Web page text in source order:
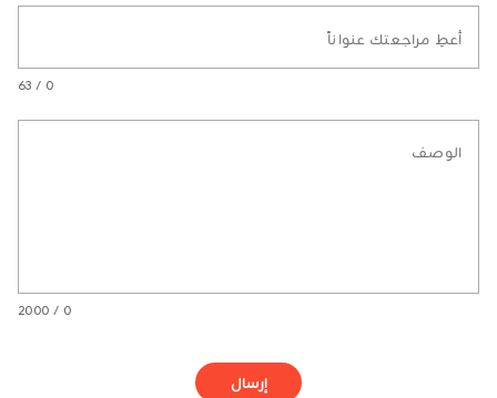
أعطِ مراجعتك عنواناً
0 / 63
الوصف
0 / 2000
إرسال